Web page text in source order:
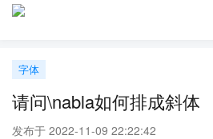
字体
请问\nabla如何排成斜体
发布于 2022-11-09 22:22:42